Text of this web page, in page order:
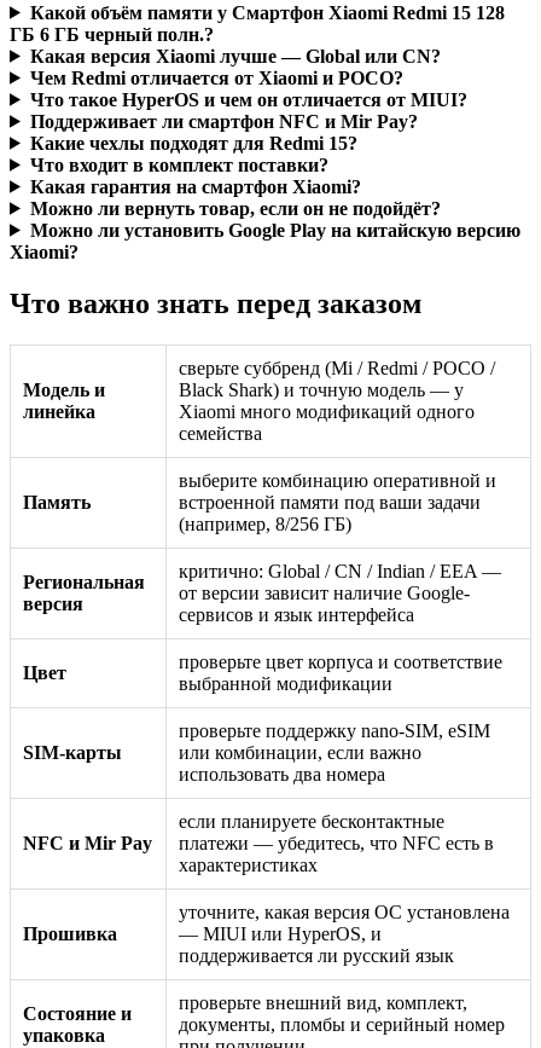
Какой объём памяти у Смартфон Xiaomi Redmi 15 128
ГБ 6 ГБ черный полн.?
Какая версия Xiaomi лучше — Global или CN?
Чем Redmi отличается от Xiaomi и POCO?
Что такое HyperOS и чем он отличается от MIUI?
Поддерживает ли смартфон NFC и Mir Pay?
Какие чехлы подходят для Redmi 15?
Что входит в комплект поставки?
Какая гарантия на смартфон Xiaomi?
Можно ли вернуть товар, если он не подойдёт?
Можно ли установить Google Play на китайскую версию
Xiaomi?
Что важно знать перед заказом
Модель и
линейка
сверьте суббренд (Mi / Redmi / POCO /
Black Shark) и точную модель — у
Xiaomi много модификаций одного
семейства
Память
выберите комбинацию оперативной и
встроенной памяти под ваши задачи
(например, 8/256 ГБ)
Региональная
версия
критично: Global / CN / Indian / EEA —
от версии зависит наличие Google-
сервисов и язык интерфейса
Цвет
проверьте цвет корпуса и соответствие
выбранной модификации
SIM-карты
проверьте поддержку nano-SIM, eSIM
или комбинации, если важно
использовать два номера
NFC и Mir Pay
если планируете бесконтактные
платежи — убедитесь, что NFC есть в
характеристиках
Прошивка
уточните, какая версия ОС установлена
— MIUI или HyperOS, и
поддерживается ли русский язык
Состояние и
упаковка
проверьте внешний вид, комплект,
документы, пломбы и серийный номер